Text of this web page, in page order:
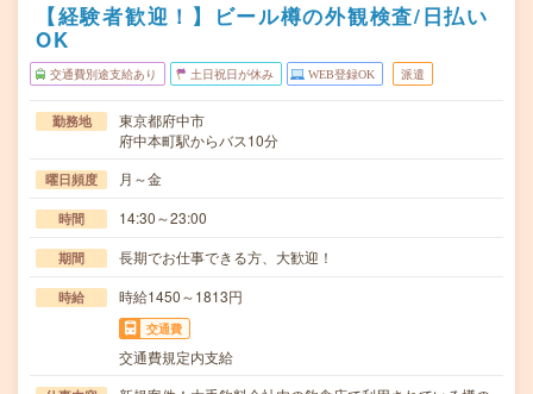
【経験者歓迎！】ビール樽の外観検査/日払い
OK
交通費別途支給あり 土日祝日が休み WEB登録OK 派遣
勤務地
東京都府中市
府中本町駅からバス10分
曜日頻度 月～金
時間 14:30～23:00
期間 長期でお仕事できる方、大歓迎！
時給 時給1450～1813円
交通費
交通費規定内支給